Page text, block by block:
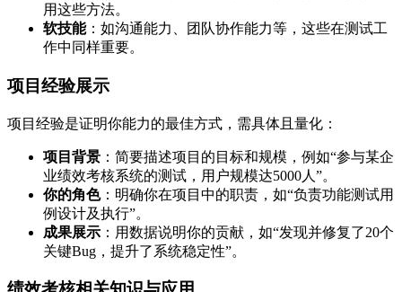
用这些方法。
软技能：如沟通能力、团队协作能力等，这些在测试工
作中同样重要。
项目经验展示
项目经验是证明你能力的最佳方式，需具体且量化：
项目背景 ：简要描述项目的目标和规模，例如“参与某企
业绩效考核系统的测试，用户规模达5000人”。
你的角色：明确你在项目中的职责，如“负责功能测试用
例设计及执行”。
成果展示 ：用数据说明你的贡献，如“发现并修复了20个
关键Bug，提升了系统稳定性”。